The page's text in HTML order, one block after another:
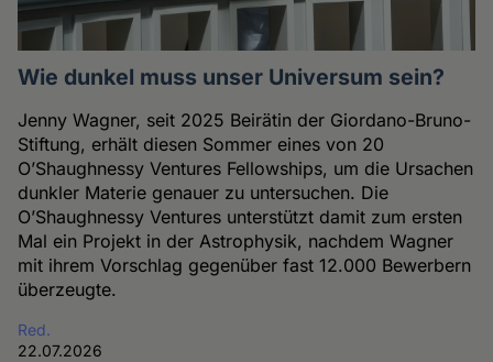
Wie dunkel muss unser Universum sein?
Jenny Wagner, seit 2025 Beirätin der Giordano-Bruno-
Stiftung, erhält diesen Sommer eines von 20
O’Shaughnessy Ventures Fellowships, um die Ursachen
dunkler Materie genauer zu untersuchen. Die
O’Shaughnessy Ventures unterstützt damit zum ersten
Mal ein Projekt in der Astrophysik, nachdem Wagner
mit ihrem Vorschlag gegenüber fast 12.000 Bewerbern
überzeugte.
Red.
22.07.2026